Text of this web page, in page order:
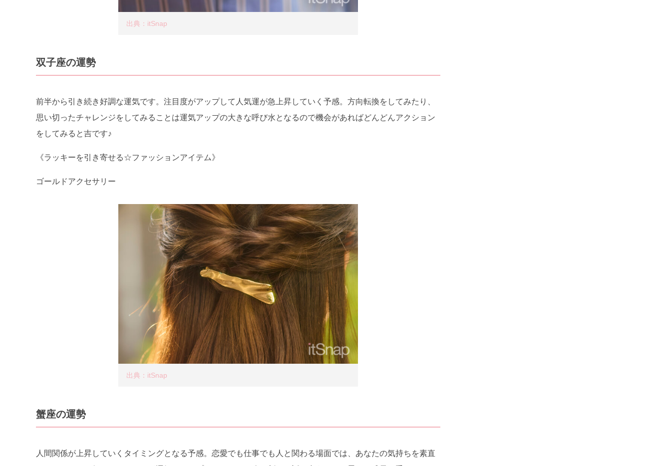
出典：itSnap
双子座の運勢
前半から引き続き好調な運気です。注目度がアップして人気運が急上昇していく予感。方向転換をしてみたり、
思い切ったチャレンジをしてみることは運気アップの大きな呼び水となるので機会があればどんどんアクション
をしてみると吉です♪
《ラッキーを引き寄せる☆ファッションアイテム》
ゴールドアクセサリー
出典：itSnap
蟹座の運勢
人間関係が上昇していくタイミングとなる予感。恋愛でも仕事でも人と関わる場面では、あなたの気持ちを素直